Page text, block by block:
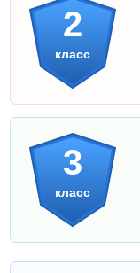
2
класс
3
класс